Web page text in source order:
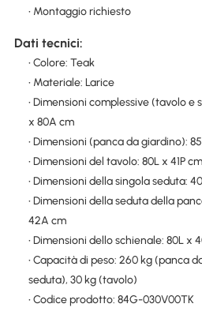
• Montaggio richiesto
Dati tecnici:
• Colore: Teak
• Materiale: Larice
• Dimensioni complessive (tavolo e
x 80A cm
• Dimensioni (panca da giardino):
• Dimensioni del tavolo: 80L x 41P cm
• Dimensioni della singola seduta:
• Dimensioni della seduta della
42A cm
• Dimensioni dello schienale: 80L x
• Capacità di peso: 260 kg (panca
seduta), 30 kg (tavolo)
• Codice prodotto: 84G-030V00TK